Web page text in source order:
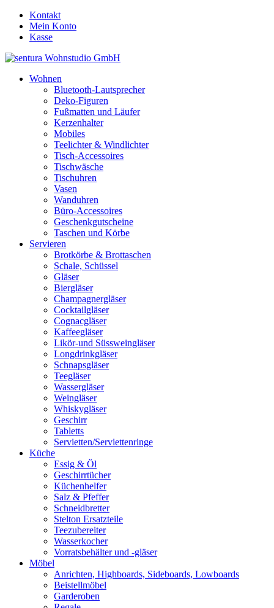
Kontakt
Mein Konto
Kasse
Wohnen
Bluetooth-Lautsprecher
Deko-Figuren
Fußmatten und Läufer
Kerzenhalter
Mobiles
Teelichter & Windlichter
Tisch-Accessoires
Tischwäsche
Tischuhren
Vasen
Wanduhren
Büro-Accessoires
Geschenkgutscheine
Taschen und Körbe
Servieren
Brotkörbe & Brottaschen
Schale, Schüssel
Gläser
Biergläser
Champagnergläser
Cocktailgläser
Cognacgläser
Kaffeegläser
Likör-und Süssweingläser
Longdrinkgläser
Schnapsgläser
Teegläser
Wassergläser
Weingläser
Whiskygläser
Geschirr
Tabletts
Servietten/Serviettenringe
Küche
Essig & Öl
Geschirrtücher
Küchenhelfer
Salz & Pfeffer
Schneidbretter
Stelton Ersatzteile
Teezubereiter
Wasserkocher
Vorratsbehälter und -gläser
Möbel
Anrichten, Highboards, Sideboards, Lowboards
Beistellmöbel
Garderoben